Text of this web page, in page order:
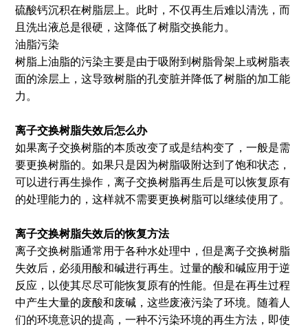
硫酸钙沉积在树脂层上。此时，不仅再生后难以清洗，而
且洗出液总是很硬，这降低了树脂交换能力。
油脂污染
树脂上油脂的污染主要是由于吸附到树脂骨架上或树脂表
面的涂层上，这导致树脂的孔变脏并降低了树脂的加工能
力。
离子交换树脂失效后怎么办
如果离子交换树脂的本质改变了或是结构变了，一般是需
要更换树脂的。如果只是因为树脂吸附达到了饱和状态，
可以进行再生操作，离子交换树脂再生后是可以恢复原有
的处理能力的，这样就不需要更换树脂可以继续使用了。
离子交换树脂失效后的恢复方法
离子交换树脂通常用于各种水处理中，但是离子交换树脂
失效后，必须用酸和碱进行再生。过量的酸和碱应用于逆
反应，以使其尽尽可能恢复原有的性能。但是在再生过程
中产生大量的废酸和废碱，这些废液污染了环境。随着人
们的环境意识的提高，一种不污染环境的再生方法，即使